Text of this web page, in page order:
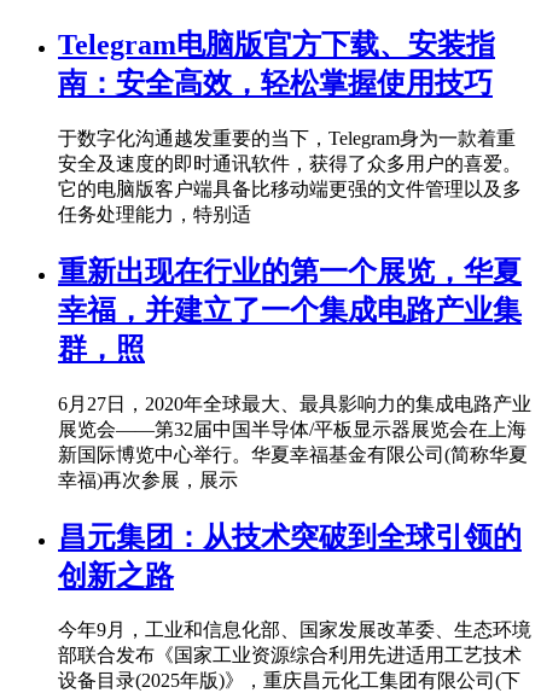
Telegram电脑版官方下载、安装指
南：安全高效，轻松掌握使用技巧
于数字化沟通越发重要的当下，Telegram身为一款着重
安全及速度的即时通讯软件，获得了众多用户的喜爱。
它的电脑版客户端具备比移动端更强的文件管理以及多
任务处理能力，特别适
重新出现在行业的第一个展览，华夏
幸福，并建立了一个集成电路产业集
群，照
6月27日，2020年全球最大、最具影响力的集成电路产业
展览会——第32届中国半导体/平板显示器展览会在上海
新国际博览中心举行。华夏幸福基金有限公司(简称华夏
幸福)再次参展，展示
昌元集团：从技术突破到全球引领的
创新之路
今年9月，工业和信息化部、国家发展改革委、生态环境
部联合发布《国家工业资源综合利用先进适用工艺技术
设备目录(2025年版)》，重庆昌元化工集团有限公司(下